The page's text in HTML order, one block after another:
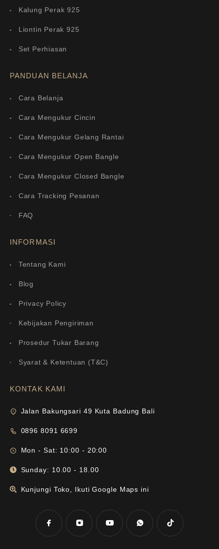
Kalung Perak 925
Liontin Perak 925
Set Perhiasan
PANDUAN BELANJA
Cara Belanja
Cara Mengukur Cincin
Cara Mengukur Gelang Rantai
Cara Mengukur Open Bangle
Cara Mengukur Closed Bangle
Cara Tracking Pesanan
FAQ
INFORMASI
Tentang Kami
Blog
Privacy Policy
Kebijakan Pengiriman
Prosedur Tukar Barang
Syarat & Ketentuan (T&C)
KONTAK KAMI
Jalan Bakungsari 49 Kuta Badung Bali
0896 8091 6699
Mon - Sat: 10:00 - 20:00
Sunday: 10.00 - 18.00
Kunjungi Toko, Ikuti Google Maps ini